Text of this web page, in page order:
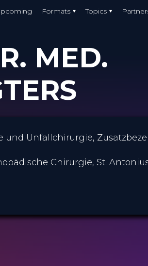
Formats Topics
MED.
und Unfallchirurgie,
Chirurgie, St.